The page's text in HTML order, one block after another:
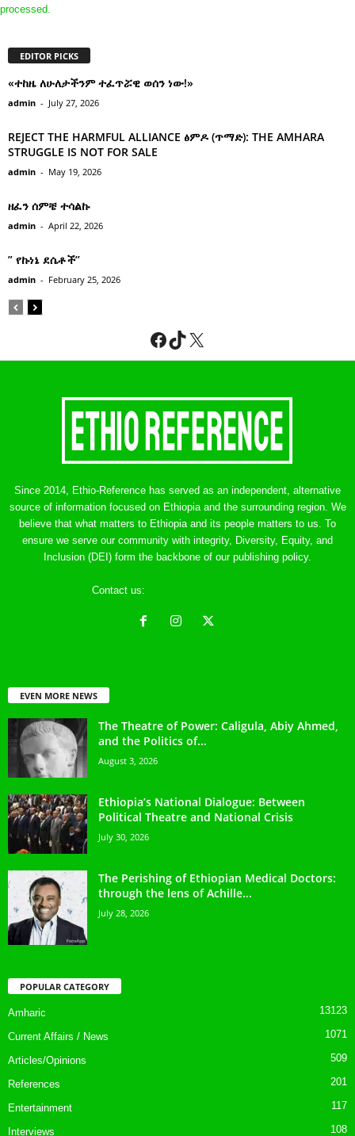
processed.
EDITOR PICKS
«ተከዜ ለሁለታችንም ተፈጥሯዊ ወሰን ነው!»
admin - July 27, 2026
REJECT THE HARMFUL ALLIANCE ፅምዶ (ጥማድ): THE AMHARA
STRUGGLE IS NOT FOR SALE
admin - May 19, 2026
ዘፈን ሰምቼ ተሳልኩ
admin - April 22, 2026
” የኩነኔ ደሴቶች’’
admin - February 25, 2026
Facebook
TikTok
X
Since 2014, Ethio-Reference has served as an independent, alternative
source of information focused on Ethiopia and the surrounding region. We
believe that what matters to Ethiopia and its people matters to us. To
ensure we serve our community with integrity, Diversity, Equity, and
Inclusion (DEI) form the backbone of our publishing policy.
Contact us:
EVEN MORE NEWS
The Theatre of Power: Caligula, Abiy Ahmed,
and the Politics of...
August 3, 2026
Ethiopia’s National Dialogue: Between
Political Theatre and National Crisis
July 30, 2026
The Perishing of Ethiopian Medical Doctors:
through the lens of Achille...
July 28, 2026
POPULAR CATEGORY
Amharic 13123
Current Affairs / News 1071
Articles/Opinions 509
References 201
Entertainment 117
Interviews 108